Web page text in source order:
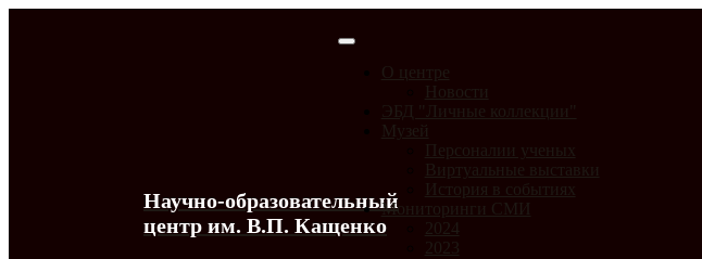
Научно-образовательный
центр им. В.П. Кащенко
О центре
Новости
ЭБД "Личные коллекции"
Музей
Персоналии ученых
Виртуальные выставки
История в событиях
Мониторинги СМИ
2024
2023